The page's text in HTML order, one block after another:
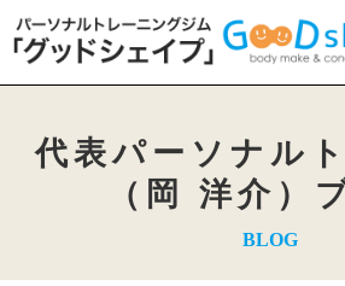
代表パーソナル
（岡 洋介）
BLOG